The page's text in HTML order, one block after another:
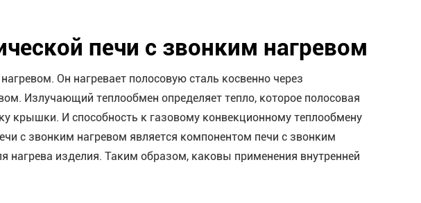
печи с звонким нагревом
Он нагревает полосовую сталь косвенно через
Излучающий теплообмен определяет тепло, которое полосовая
крышки. И способность к газовому конвекционному теплообмену
с звонким нагревом является компонентом печи с звонким
изделия. Таким образом, каковы применения внутренней